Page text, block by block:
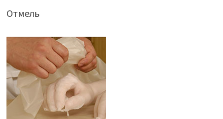
Отмель